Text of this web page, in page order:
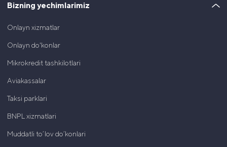
Bizning yechimlarimiz
Onlayn xizmatlar
Onlayn do'konlar
Mikrokredit tashkilotlari
Aviakassalar
Taksi parklari
BNPL xizmatlari
Muddatli to’lov do’konlari